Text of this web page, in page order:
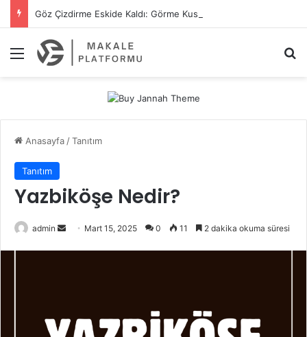
Menü
Anasayfa/Tanıtım
Tanıtım
Yazbiköşe Nedir?
admin
o
Mart 15, 2025 0 11 2 dakika okuma süresi